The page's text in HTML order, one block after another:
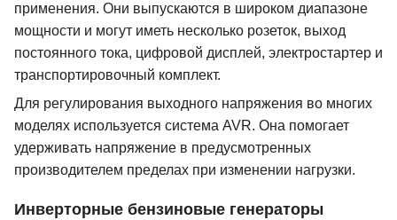
применения. Они выпускаются в широком диапазоне
мощности и могут иметь несколько розеток, выход
постоянного тока, цифровой дисплей, электростартер и
транспортировочный комплект.
Для регулирования выходного напряжения во многих
моделях используется система AVR. Она помогает
удерживать напряжение в предусмотренных
производителем пределах при изменении нагрузки.
Инверторные бензиновые генераторы